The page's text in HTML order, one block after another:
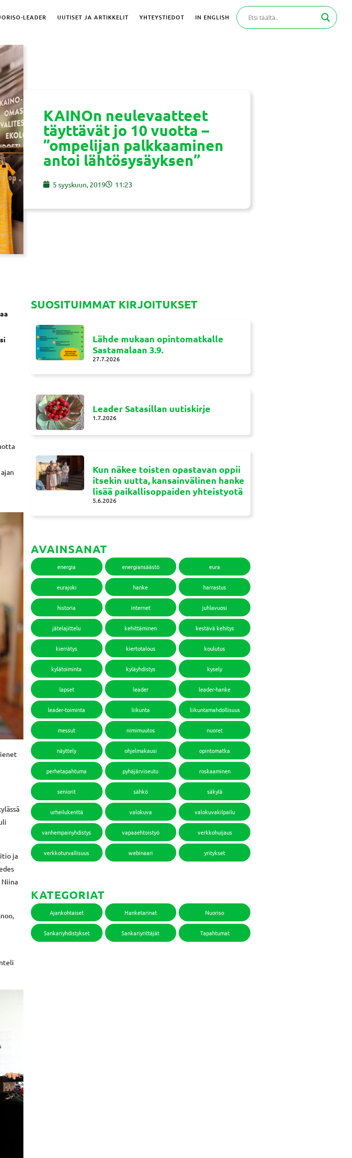
LEADER UUTISET JA ARTIKKELIT YHTEYSTIEDOT IN ENGLISH
KAINOn neulevaatteet
täyttävät jo 10 vuotta –
”ompelijan palkkaaminen
antoi lähtösysäyksen”
5 syyskuun, 2019 11:23
ja
SUOSITUIMMAT KIRJOITUKSET
Lähde mukaan opintomatkalle
Sastamalaan 3.9.
27.7.2026
Leader Satasillan uutiskirje
1.7.2026
Kun näkee toisten opastavan oppii
itsekin uutta, kansainvälinen hanke
lisää paikallisoppaiden yhteistyotä
5.6.2026
AVAINSANAT
energia energiansäästö eura
eurajoki hanke harrastus
historia internet juhlavuosi
jätelajittelu kehittäminen kestävä kehitys
kierrätys kiertotalous koulutus
kylätoiminta kyläyhdistys kysely
lapset leader leader-hanke
leader-toiminta liikunta liikuntamahdollisuus
messut nimimuutos nuoret
näyttely ohjelmakausi opintomatka
perhetapahtuma pyhäjärviseutu roskaaminen
seniorit sähkö säkylä
urheilukenttä valokuva valokuvakilpailu
vanhempainyhdistys vapaaehtoistyö verkkohuijaus
verkkoturvallisuus webinaari yritykset
KATEGORIAT
Ajankohtaiset Hanketarinat Nuoriso
Sankariyhdistykset Sankariyrittäjät Tapahtumat